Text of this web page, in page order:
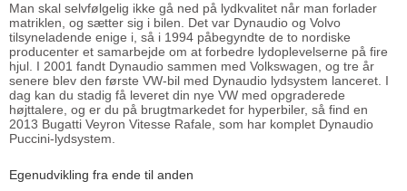
Man skal selvfølgelig ikke gå ned på lydkvalitet når man forlader
matriklen, og sætter sig i bilen. Det var Dynaudio og Volvo
tilsyneladende enige i, så i 1994 påbegyndte de to nordiske
producenter et samarbejde om at forbedre lydoplevelserne på fire
hjul. I 2001 fandt Dynaudio sammen med Volkswagen, og tre år
senere blev den første VW-bil med Dynaudio lydsystem lanceret. I
dag kan du stadig få leveret din nye VW med opgraderede
højttalere, og er du på brugtmarkedet for hyperbiler, så find en
2013 Bugatti Veyron Vitesse Rafale, som har komplet Dynaudio
Puccini-lydsystem.
Egenudvikling fra ende til anden